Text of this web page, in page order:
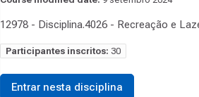
12978 - Disciplina.4026 - Recreação e
Participantes inscritos: 30
Entrar nesta disciplina